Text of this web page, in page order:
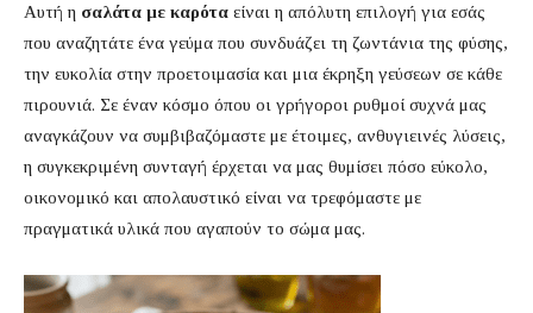
Αυτή η σαλάτα με καρότα είναι η απόλυτη επιλογή για εσάς
που αναζητάτε ένα γεύμα που συνδυάζει τη ζωντάνια της φύσης,
την ευκολία στην προετοιμασία και μια έκρηξη γεύσεων σε κάθε
πιρουνιά. Σε έναν κόσμο όπου οι γρήγοροι ρυθμοί συχνά μας
αναγκάζουν να συμβιβαζόμαστε με έτοιμες, ανθυγιεινές λύσεις,
η συγκεκριμένη συνταγή έρχεται να μας θυμίσει πόσο εύκολο,
οικονομικό και απολαυστικό είναι να τρεφόμαστε με
πραγματικά υλικά που αγαπούν το σώμα μας.